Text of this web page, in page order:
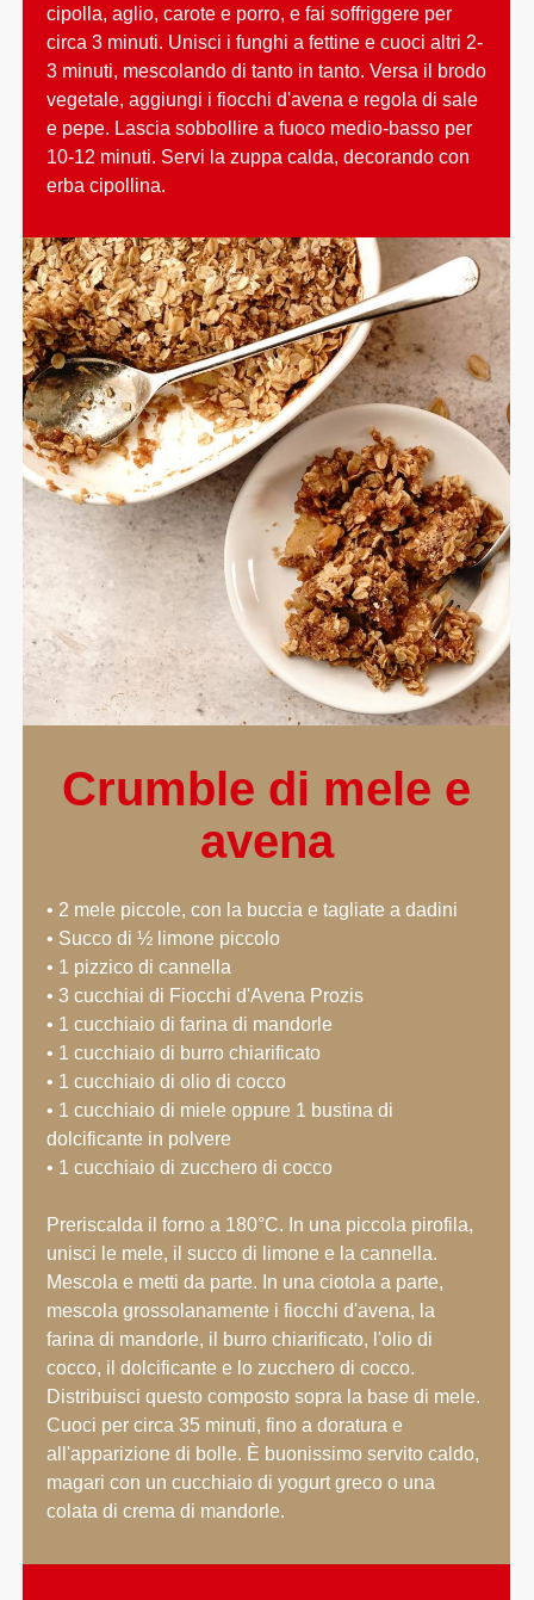
cipolla, aglio, carote e porro, e fai soffriggere per
circa 3 minuti. Unisci i funghi a fettine e cuoci altri 2-
3 minuti, mescolando di tanto in tanto. Versa il brodo
vegetale, aggiungi i fiocchi d'avena e regola di sale
e pepe. Lascia sobbollire a fuoco medio-basso per
10-12 minuti. Servi la zuppa calda, decorando con
erba cipollina.
Crumble di mele e
avena
• 2 mele piccole, con la buccia e tagliate a dadini
• Succo di ½ limone piccolo
• 1 pizzico di cannella
• 3 cucchiai di Fiocchi d'Avena Prozis
• 1 cucchiaio di farina di mandorle
• 1 cucchiaio di burro chiarificato
• 1 cucchiaio di olio di cocco
• 1 cucchiaio di miele oppure 1 bustina di
dolcificante in polvere
• 1 cucchiaio di zucchero di cocco
Preriscalda il forno a 180°C. In una piccola pirofila,
unisci le mele, il succo di limone e la cannella.
Mescola e metti da parte. In una ciotola a parte,
mescola grossolanamente i fiocchi d'avena, la
farina di mandorle, il burro chiarificato, l'olio di
cocco, il dolcificante e lo zucchero di cocco.
Distribuisci questo composto sopra la base di mele.
Cuoci per circa 35 minuti, fino a doratura e
all'apparizione di bolle. È buonissimo servito caldo,
magari con un cucchiaio di yogurt greco o una
colata di crema di mandorle.